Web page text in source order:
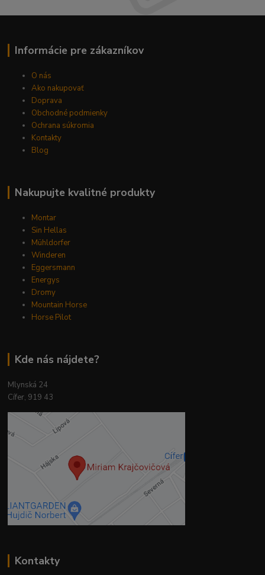
Informácie pre zákazníkov
O nás
Ako nakupovať
Doprava
Obchodné podmienky
Ochrana súkromia
Kontakty
Blog
Nakupujte kvalitné produkty
Montar
Sin Hellas
Mühldorfer
Winderen
Eggersmann
Energys
Dromy
Mountain Horse
Horse Pilot
Kde nás nájdete?
Mlynská 24
Cífer, 919 43
Kontakty